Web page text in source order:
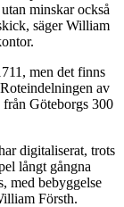
minskar också
säger William
men det finns
av
Göteborgs 300
digitaliserat, trots
långt gångna
med bebyggelse
Försth.